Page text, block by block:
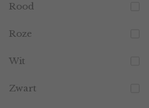
Rood
Roze
Wit
Zwart